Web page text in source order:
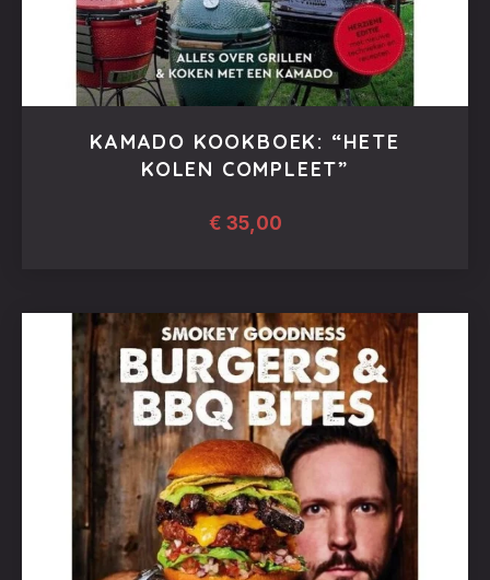
KAMADO KOOKBOEK: “HETE
KOLEN COMPLEET”
€ 35,00